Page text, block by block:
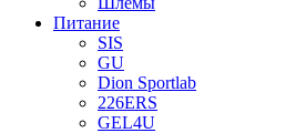
Питание
SIS
GU
Dion Sportlab
226ERS
GEL4U